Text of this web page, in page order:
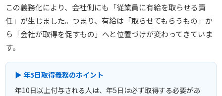
この義務化により、会社側にも「従業員に有給を取らせる責
任」が生じました。つまり、有給は「取らせてもらうもの」か
ら「会社が取得を促すもの」へと位置づけが変わってきていま
す。
▶ 年5日取得義務のポイント
年10日以上付与される人は、年5日は必ず取得する必要があ